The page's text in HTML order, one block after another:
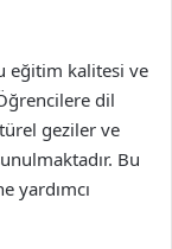
eğitim kalitesi ve
dil
geziler ve
Bu
yardımcı